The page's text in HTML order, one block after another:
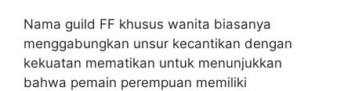
Nama guild FF khusus wanita biasanya
menggabungkan unsur kecantikan dengan
kekuatan mematikan untuk menunjukkan
bahwa pemain perempuan memiliki